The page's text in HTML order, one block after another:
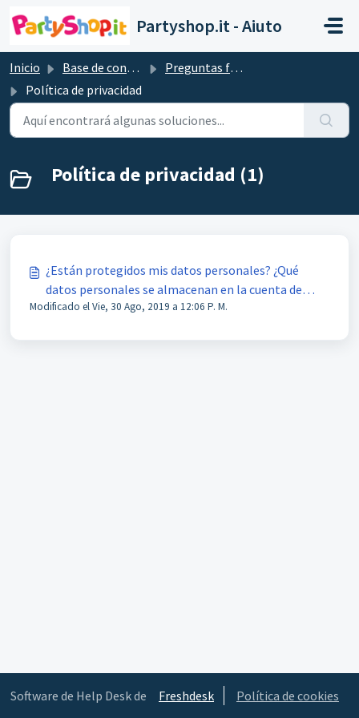
Partyshop.it - Aiuto
Inicio Base de conocimientos
Preguntas frecuentes
Política de privacidad
Política de privacidad (1)
¿Están protegidos mis datos personales? ¿Qué
datos personales se almacenan en la cuenta de
cliente?
Modificado el Vie, 30 Ago, 2019 a 12:06 P. M.
Software de Help Desk de Freshdesk Política de cookies